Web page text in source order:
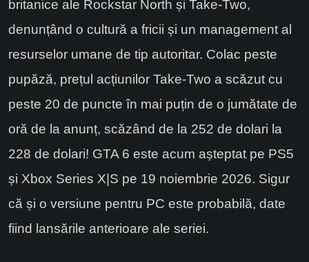
britanice ale Rockstar North și Take-Two,
denunțând o cultură a fricii și un management al
resurselor umane de tip autoritar. Colac peste
pupăză, prețul acțiunilor Take-Two a scăzut cu
peste 20 de puncte în mai puțin de o jumătate de
oră de la anunț, scăzând de la 252 de dolari la
228 de dolari! GTA 6 este acum așteptat pe PS5
și Xbox Series X|S pe 19 noiembrie 2026. Sigur
că și o versiune pentru PC este probabilă, date
fiind lansările anterioare ale seriei.